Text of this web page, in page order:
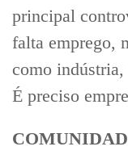
principal
falta emprego,
como
É preciso